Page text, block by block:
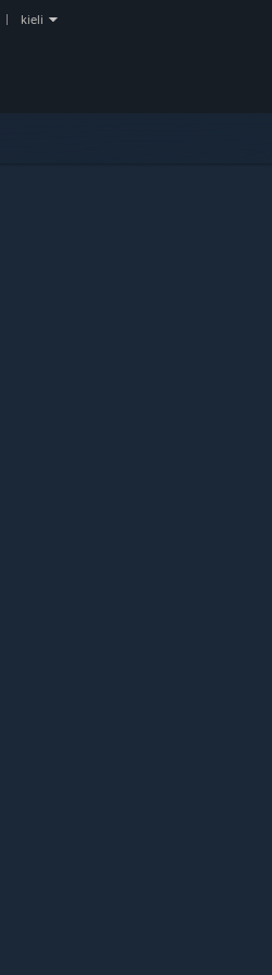
kieli